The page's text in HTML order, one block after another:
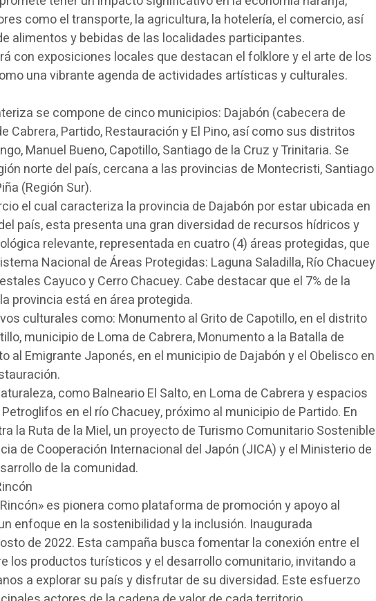
como el transporte, la agricultura, la hotelería, el comercio, así
alimentos y bebidas de las localidades participantes.
con exposiciones locales que destacan el folklore y el arte de los
una vibrante agenda de actividades artísticas y culturales.
se compone de cinco municipios: Dajabón (cabecera de
Cabrera, Partido, Restauración y El Pino, así como sus distritos
Manuel Bueno, Capotillo, Santiago de la Cruz y Trinitaria. Se
norte del país, cercana a las provincias de Montecristi, Santiago
(Región Sur).
el cual caracteriza la provincia de Dajabón por estar ubicada en
país, esta presenta una gran diversidad de recursos hídricos y
relevante, representada en cuatro (4) áreas protegidas, que
Nacional de Áreas Protegidas: Laguna Saladilla, Río Chacuey
Cayuco y Cerro Chacuey. Cabe destacar que el 7% de la
provincia está en área protegida.
culturales como: Monumento al Grito de Capotillo, en el distrito
municipio de Loma de Cabrera, Monumento a la Batalla de
al Emigrante Japonés, en el municipio de Dajabón y el Obelisco en
como Balneario El Salto, en Loma de Cabrera y espacios
en el río Chacuey, próximo al municipio de Partido. En
la Ruta de la Miel, un proyecto de Turismo Comunitario Sostenible
de Cooperación Internacional del Japón (JICA) y el Ministerio de
de la comunidad.
es pionera como plataforma de promoción y apoyo al
enfoque en la sostenibilidad y la inclusión. Inaugurada
de 2022. Esta campaña busca fomentar la conexión entre el
los productos turísticos y el desarrollo comunitario, invitando a
a explorar su país y disfrutar de su diversidad. Este esfuerzo